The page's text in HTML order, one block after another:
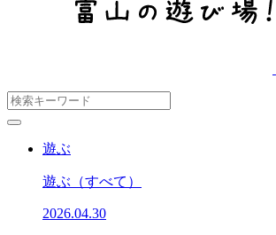
遊ぶ
遊ぶ （すべて）
2026.04.30